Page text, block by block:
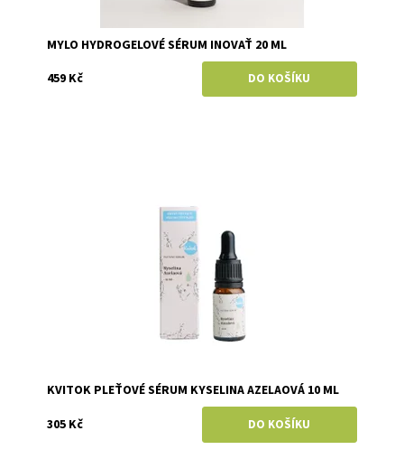
MYLO HYDROGELOVÉ SÉRUM INOVAŤ 20 ML
459 Kč
KVITOK PLEŤOVÉ SÉRUM KYSELINA AZELAOVÁ 10 ML
305 Kč